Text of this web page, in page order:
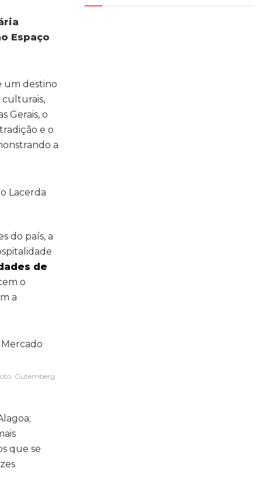
Espaço
um destino
Gerais, o
e o
a
do país, a
de
o
a
Gutemberg
que se